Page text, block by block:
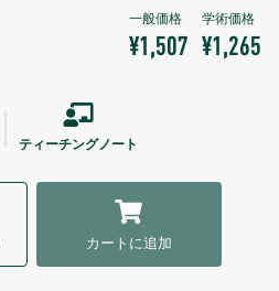
¥1,507 ¥1,265
ティーチングノート
カートに追加